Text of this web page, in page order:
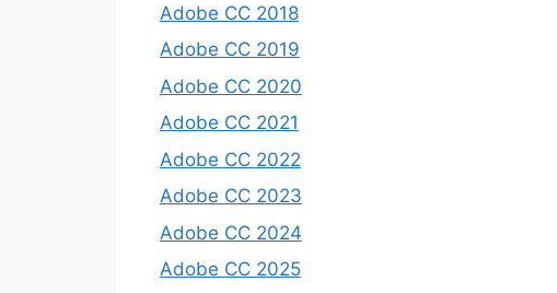
Adobe CC 2018
Adobe CC 2019
Adobe CC 2020
Adobe CC 2021
Adobe CC 2022
Adobe CC 2023
Adobe CC 2024
Adobe CC 2025